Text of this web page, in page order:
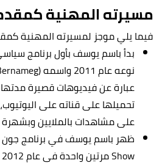
مسيرته المهنية
فيما يلي موجز لمسيرته المهنية
بدأ باسم يوسف بأول برنامج
عبارة عن فيديوهات قصيرة
تحميلها على قناته على
على مشاهدات بالملايين